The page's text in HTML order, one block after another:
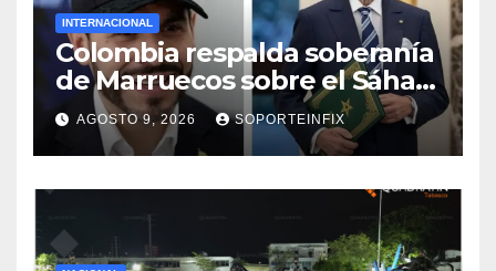
INTERNACIONAL
Colombia respalda soberanía
de Marruecos sobre el Sáhara
y busca TLC
AGOSTO 9, 2026 SOPORTEINFIX